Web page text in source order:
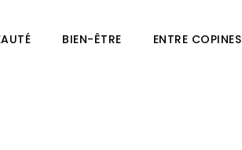
BIEN-ÊTRE ENTRE COPINES